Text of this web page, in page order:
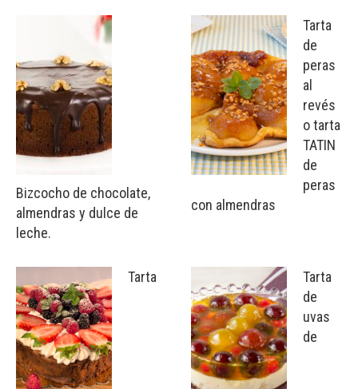
Bizcocho de chocolate,
almendras y dulce de
leche.
Tarta
Tarta
de
peras
al
revés
o tarta
TATIN
de
peras
con almendras
Tarta
de
uvas
de